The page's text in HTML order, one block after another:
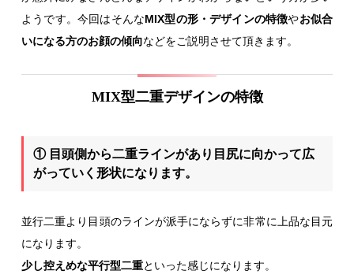
ようです。今回はそんなMIX型の形・デザインの特徴やお似合
いになる方のお顔の傾向などをご説明させて頂きます。
MIX型二重デザインの特徴
① 目頭側から二重ラインがあり目尻に向かって広
がっていく形状になります。
並行二重より目頭のラインが派手にならずに非常に上品な目元
になります。
少し控えめな平行型二重といった感じになります。